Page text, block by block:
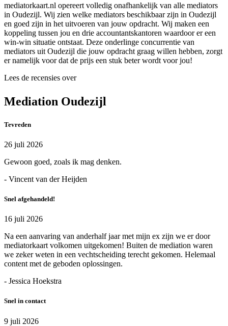
mediatorkaart.nl opereert volledig onafhankelijk van alle mediators
in Oudezijl. Wij zien welke mediators beschikbaar zijn in Oudezijl
en goed zijn in het uitvoeren van jouw opdracht. Wij maken een
koppeling tussen jou en drie accountantskantoren waardoor er een
win-win situatie ontstaat. Deze onderlinge concurrentie van
mediators uit Oudezijl die jouw opdracht graag willen hebben, zorgt
er namelijk voor dat de prijs een stuk beter wordt voor jou!
Lees de recensies over
Mediation Oudezijl
Tevreden
26 juli 2026
Gewoon goed, zoals ik mag denken.
- Vincent van der Heijden
Snel afgehandeld!
16 juli 2026
Na een aanvaring van anderhalf jaar met mijn ex zijn we er door
mediatorkaart volkomen uitgekomen! Buiten de mediation waren
we zeker weten in een vechtscheiding terecht gekomen. Helemaal
content met de geboden oplossingen.
- Jessica Hoekstra
Snel in contact
9 juli 2026